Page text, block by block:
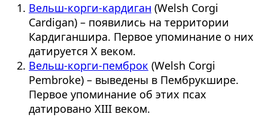
Вельш-корги-кардиган (Welsh Corgi
Cardigan) – появились на территории
Кардиганшира. Первое упоминание о них
датируется X веком.
Вельш-корги-пемброк (Welsh Corgi
Pembroke) – выведены в Пембрукшире.
Первое упоминание об этих псах
датировано XIII веком.